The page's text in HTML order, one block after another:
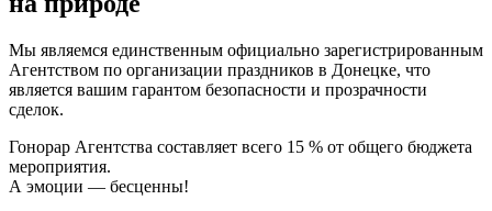
Мы являемся единственным официально зарегистрированным
Агентством по организации праздников в Донецке, что
является вашим гарантом безопасности и прозрачности
сделок.
Гонорар Агентства составляет всего 15 % от общего бюджета
мероприятия.
А эмоции — бесценны!